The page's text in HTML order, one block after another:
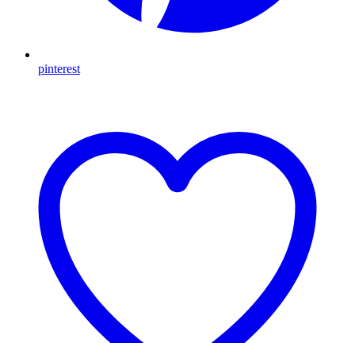
pinterest